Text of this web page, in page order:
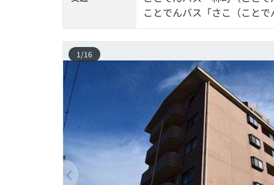
ことでんバス「さこ（こと
1 /16